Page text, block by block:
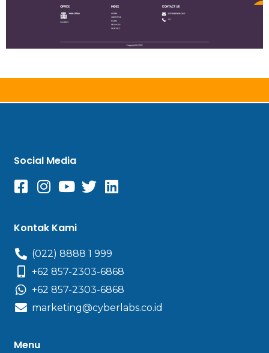
Social Media
Kontak Kami
(022) 8888 1 999
+62 857-2303-6868
+62 857-2303-6868
marketing@cyberlabs.co.id
Menu